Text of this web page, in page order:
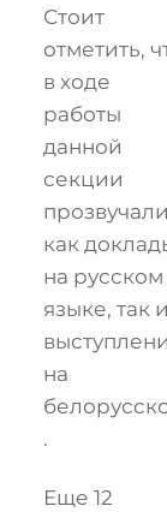
Стоит
отметить,
в ходе
работы
данной
секции
как
на русском
языке, так
на
.
Еще 12